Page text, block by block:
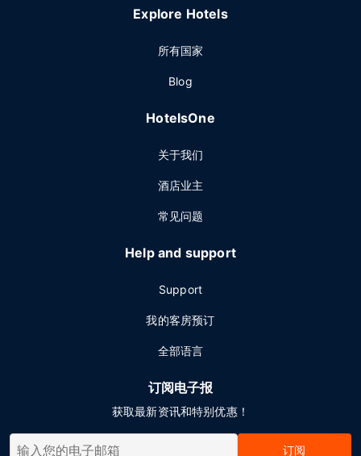
Explore Hotels
所有国家
Blog
HotelsOne
关于我们
酒店业主
常见问题
Help and support
Support
我的客房预订
全部语言
订阅电子报
获取最新资讯和特别优惠！
订阅